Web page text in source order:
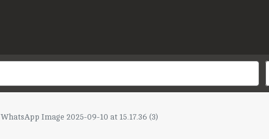
WhatsApp Image 2025-09-10 at 15.17.36 (3)